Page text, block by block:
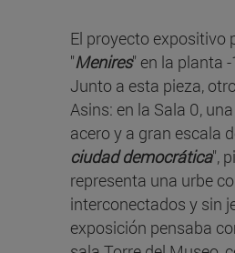
El proyecto expositivo
"Menires" en la planta
Junto a esta pieza,
Asins: en la Sala 0,
acero y a gran escala
ciudad democrática",
representa una urbe
interconectados y sin
exposición pensaba